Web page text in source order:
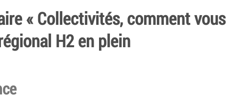
« Collectivités, comment vous
H2 en plein